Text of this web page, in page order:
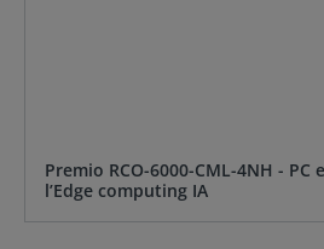
Premio RCO-6000-CML-4NH -
l’Edge computing IA